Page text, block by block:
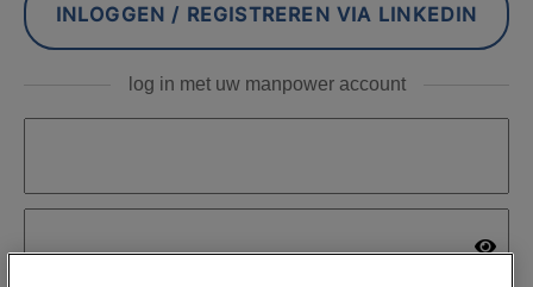
INLOGGEN / REGISTREREN VIA LINKEDIN
log in met uw manpower account